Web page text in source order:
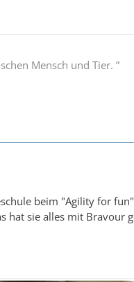
Mensch und Tier. ”
beim "Agility for
hat sie alles mit Bravour